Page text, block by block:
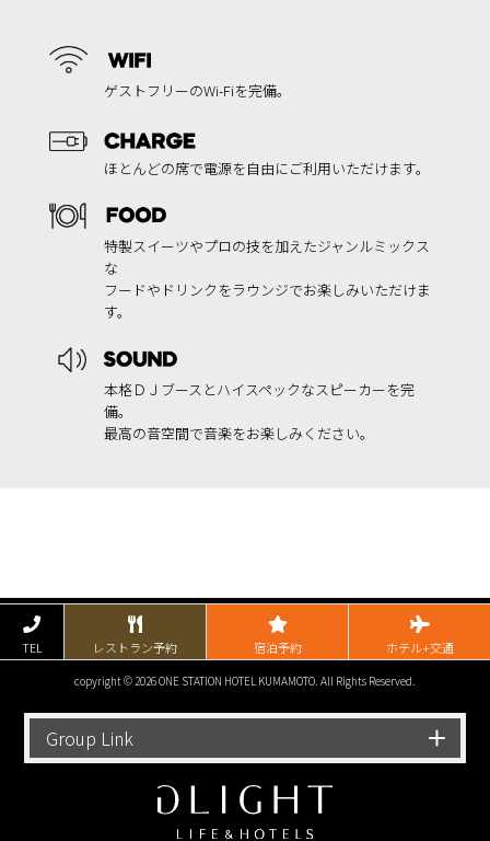
ゲストフリーのWi-Fiを完備。
ほとんどの席で電源を自由にご利用いただけます。
特製スイーツやプロの技を加えたジャンルミックス
な
フードやドリンクをラウンジでお楽しみいただけま
す。
本格ＤＪブースとハイスペックなスピーカーを完
備。
最高の音空間で音楽をお楽しみください。
TEL レストラン予約 宿泊予約 ホテル+交通
copyright © 2026 ONE STATION HOTEL KUMAMOTO. All Rights Reserved.
Group Link